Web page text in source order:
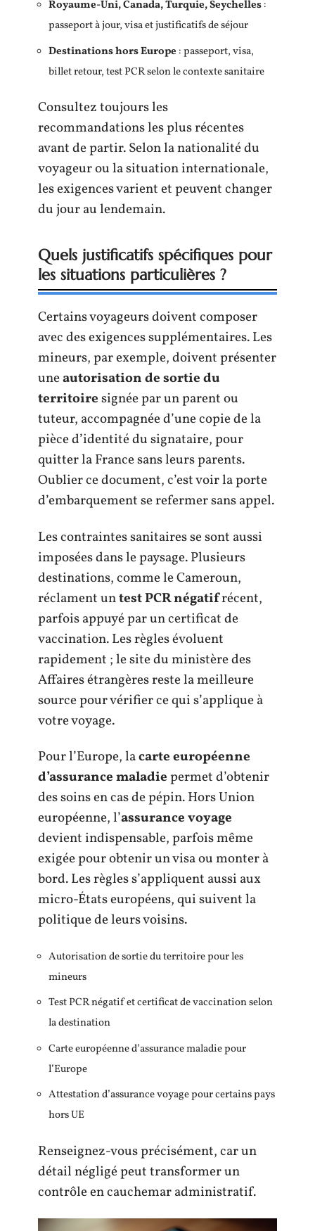
Royaume-Uni, Canada, Turquie, Seychelles:
passeport à jour, visa et justificatifs de séjour
Destinations hors Europe : passeport, visa,
billet retour, test PCR selon le contexte sanitaire
Consultez toujours les
recommandations les plus récentes
avant de partir. Selon la nationalité du
voyageur ou la situation internationale,
les exigences varient et peuvent changer
du jour au lendemain.
Quels justificatifs spécifiques pour
les situations particulières ?
Certains voyageurs doivent composer
avec des exigences supplémentaires. Les
mineurs, par exemple, doivent présenter
uneautorisation de sortie du
territoiresignée par un parent ou
tuteur, accompagnée d’une copie de la
pièce d’identité du signataire, pour
quitter la France sans leurs parents.
Oublier ce document, c’est voir la porte
d’embarquement se refermer sans appel.
Les contraintes sanitaires se sont aussi
imposées dans le paysage. Plusieurs
destinations, comme le Cameroun,
réclament untest PCR négatifrécent,
parfois appuyé par un certificat de
vaccination. Les règles évoluent
rapidement ; le site du ministère des
Affaires étrangères reste la meilleure
source pour vérifier ce qui s’applique à
votre voyage.
Pour l’Europe, lacarte européenne
d’assurance maladiepermet d’obtenir
des soins en cas de pépin. Hors Union
européenne, l’assurance voyage
devient indispensable, parfois même
exigée pour obtenir un visa ou monter à
bord. Les règles s’appliquent aussi aux
micro-États européens, qui suivent la
politique de leurs voisins.
Autorisation de sortie du territoire pour les
mineurs
Test PCR négatif et certificat de vaccination selon
la destination
Carte européenne d’assurance maladie pour
l’Europe
Attestation d’assurance voyage pour certains pays
hors UE
Renseignez-vous précisément, car un
détail négligé peut transformer un
contrôle en cauchemar administratif.